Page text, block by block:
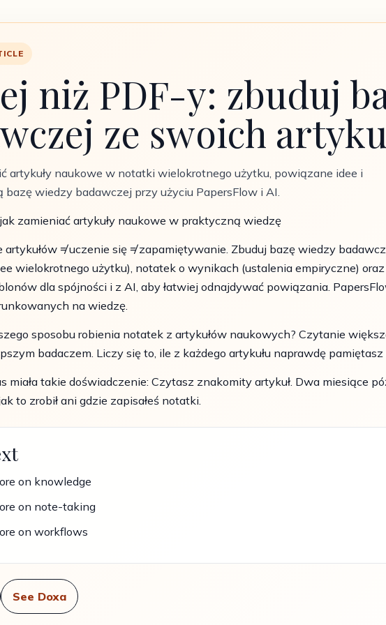
niż PDF-y: zbuduj
ze swoich
artykuły naukowe w notatki wielokrotnego użytku, powiązane idee i
bazę wiedzy badawczej przy użyciu PapersFlow i AI.
zamieniać artykuły naukowe w praktyczną wiedzę
artykułów ≠ uczenie się ≠ zapamiętywanie. Zbuduj bazę wiedzy
wielokrotnego użytku), notatek o wynikach (ustalenia empiryczne)
dla spójności i z AI, aby łatwiej odnajdywać powiązania.
na wiedzę.
sposobu robienia notatek z artykułów naukowych? Czytanie
badaczem. Liczy się to, ile z każdego artykułu naprawdę
miała takie doświadczenie: Czytasz znakomity artykuł. Dwa miesiące
to zrobił ani gdzie zapisałeś notatki.
on knowledge
on note-taking
on workflows
See Doxa